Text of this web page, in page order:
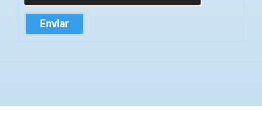
Enviar